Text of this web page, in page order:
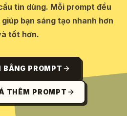
tin dùng. Mỗi prompt đều
bạn sáng tạo nhanh hơn
tốt hơn.
BẰNG PROMPT
THÊM PROMPT